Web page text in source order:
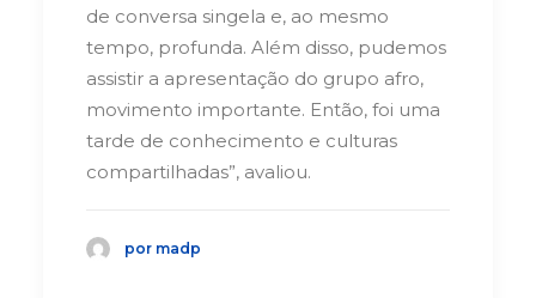
de conversa singela e, ao mesmo
tempo, profunda. Além disso, pudemos
assistir a apresentação do grupo afro,
movimento importante. Então, foi uma
tarde de conhecimento e culturas
compartilhadas”, avaliou.
por madp